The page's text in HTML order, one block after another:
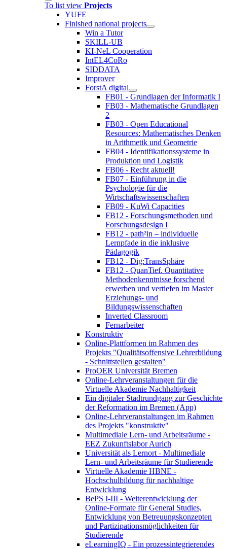
To list view Projects
YUFE
Finished national projects
Win a Tutor
SKILL-UB
KI-NeL Cooperation
IntEL4CoRo
SIDDATA
Improver
ForstA digital
FB01 - Grundlagen der Informatik I
FB03 - Mathematische Grundlagen
2
FB03 - Open Educational
Resources: Mathematisches Denken
in Arithmetik und Geometrie
FB04 - Identifikationssysteme in
Produktion und Logistik
FB06 - Recht aktuell!
FB07 - Einführung in die
Psychologie für die
Wirtschaftswissenschaften
FB09 - KuWi Capacities
FB12 - Forschungsmethoden und
Forschungsdesign I
FB12 - path²in – individuelle
Lernpfade in die inklusive
Pädagogik
FB12 - Dig:TransSphäre
FB12 - QuanTief. Quantitative
Methodenkenntnisse forschend
erwerben und vertiefen im Master
Erziehungs- und
Bildungswissenschaften
Inverted Classroom
Fernarbeiter
Konstruktiv
Online-Plattformen im Rahmen des
Projekts "Qualitätsoffensive Lehrerbildung
- Schnittstellen gestalten"
ProOER Universität Bremen
Online-Lehrveranstaltungen für die
Virtuelle Akademie Nachhaltigkeit
Ein digitaler Stadtrundgang zur Geschichte
der Reformation im Bremen (App)
Online-Lehrveranstaltungen im Rahmen
des Projekts "konstruktiv"
Multimediale Lern- und Arbeitsräume -
EEZ Zukunftslabor Aurich
Universität als Lernort - Multimediale
Lern- und Arbeitsräume für Studierende
Virtuelle Akademie HBNE -
Hochschulbildung für nachhaltige
Entwicklung
BePS I-III - Weiterentwicklung der
Online-Formate für General Studies,
Entwicklung von Betreuungskonzepten
und Partizipationsmöglichkeiten für
Studierende
eLearningIQ - Ein prozessintegrierendes